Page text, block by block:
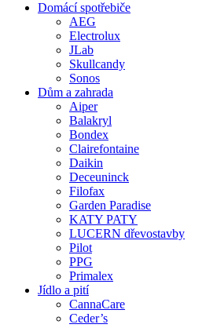
Domácí spotřebiče
AEG
Electrolux
JLab
Skullcandy
Sonos
Dům a zahrada
Aiper
Balakryl
Bondex
Clairefontaine
Daikin
Deceuninck
Filofax
Garden Paradise
KATY PATY
LUCERN dřevostavby
Pilot
PPG
Primalex
Jídlo a pití
CannaCare
Ceder’s